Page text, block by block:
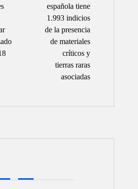
española tiene
1.993 indicios
de la presencia
de materiales
críticos y
tierras raras
asociadas